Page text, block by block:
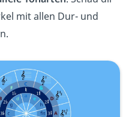
mit allen Dur- und